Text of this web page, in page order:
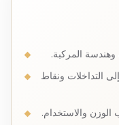
المركبة.
التداخلات ونقاط
والاستخدام.